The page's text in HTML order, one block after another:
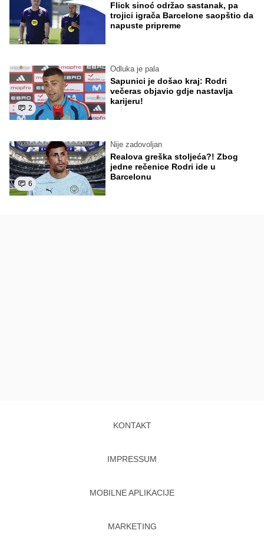
Flick sinoć održao sastanak, pa
trojici igrača Barcelone saopštio da
napuste pripreme
2
Odluka je pala
Sapunici je došao kraj: Rodri
večeras objavio gdje nastavlja
karijeru!
6
Nije zadovoljan
Realova greška stoljeća?! Zbog
jedne rečenice Rodri ide u
Barcelonu
KONTAKT
IMPRESSUM
MOBILNE APLIKACIJE
MARKETING